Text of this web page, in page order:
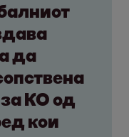
да
за КО од
кои